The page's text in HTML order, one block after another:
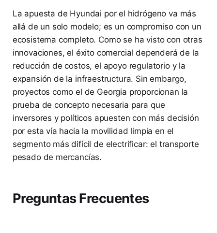
La apuesta de Hyundai por el hidrógeno va más
allá de un solo modelo; es un compromiso con un
ecosistema completo. Como se ha visto con otras
innovaciones, el éxito comercial dependerá de la
reducción de costos, el apoyo regulatorio y la
expansión de la infraestructura. Sin embargo,
proyectos como el de Georgia proporcionan la
prueba de concepto necesaria para que
inversores y políticos apuesten con más decisión
por esta vía hacia la movilidad limpia en el
segmento más difícil de electrificar: el transporte
pesado de mercancías.
Preguntas Frecuentes